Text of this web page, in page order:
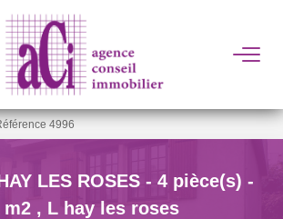
ACHETER
ESTIMER
4996
LES ROSES - 4 pièce(s) -
m2 , L hay les roses